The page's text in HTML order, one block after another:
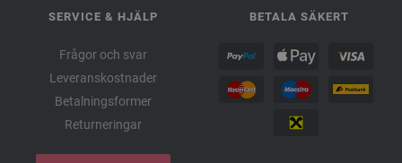
SERVICE & HJÄLP
Frågor och svar
Leveranskostnader
Betalningsformer
Returneringar
BETALA SÄKERT